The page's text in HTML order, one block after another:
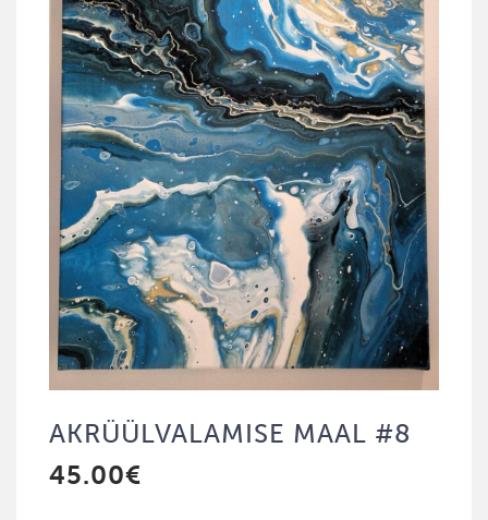
AKRÜÜL­VALAMISE MAAL #8
45.00€